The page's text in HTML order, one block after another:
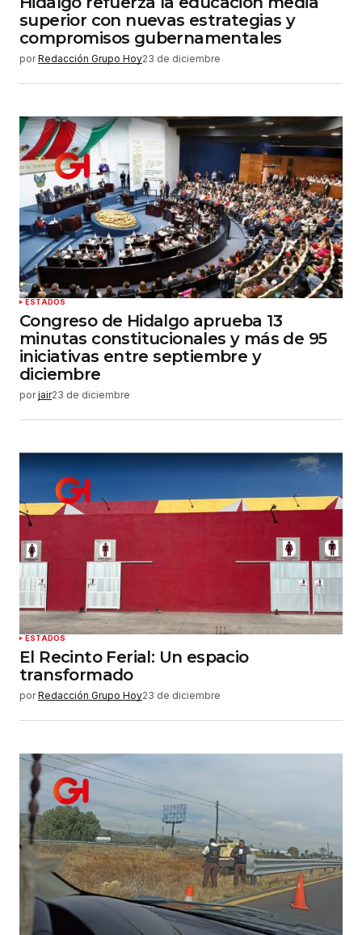
superior con nuevas estrategias y
compromisos gubernamentales
por Redacción Grupo Hoy23 de diciembre
ESTADOS
Congreso de Hidalgo aprueba 13
minutas constitucionales y más de 95
iniciativas entre septiembre y
diciembre
por jair23 de diciembre
ESTADOS
El Recinto Ferial: Un espacio
transformado
por Redacción Grupo Hoy23 de diciembre